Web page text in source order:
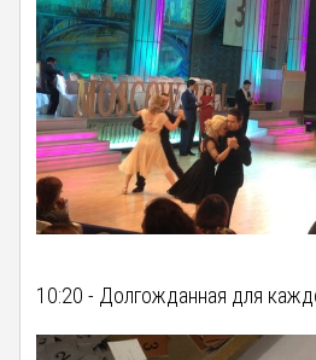
10:20 - Долгожданная для